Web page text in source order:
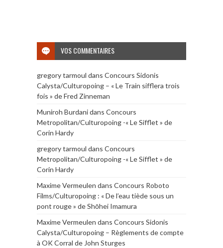
VOS COMMENTAIRES
gregory tarmoul dans Concours Sidonis
Calysta/Culturopoing – « Le Train sifflera trois
fois » de Fred Zinneman
Muniroh Burdanidans Concours
Metropolitan/Culturopoing -« Le Sifflet » de
Corin Hardy
gregory tarmoul dans Concours
Metropolitan/Culturopoing -« Le Sifflet » de
Corin Hardy
Maxime Vermeulen dans Concours Roboto
Films/Culturopoing : « De l’eau tiède sous un
pont rouge » de Shōhei Imamura
Maxime Vermeulen dans Concours Sidonis
Calysta/Culturopoing – Règlements de compte
à OK Corral de John Sturges